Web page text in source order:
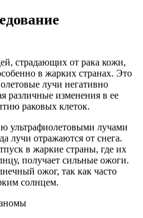
страдающих от рака кожи,
в жарких странах. Это
лучи негативно
различные изменения в ее
раковых клеток.
ультрафиолетовыми лучами
лучи отражаются от снега.
в жаркие страны, где их
получает сильные ожоги.
ожог, так как часто
солнцем.